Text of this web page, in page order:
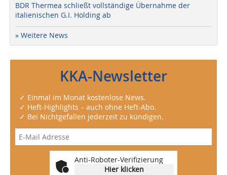
BDR Thermea schließt vollständige Übernahme der
italienischen G.I. Holding ab
» Weitere News
KKA-Newsletter
✓ Einmal im Monat kostenlose News.
✓ Heft-Highlights – auch ohne Heft-Abo.
✓ Bei Nichtgefallen jederzeit zu kündigen.
Anti-Roboter-Verifizierung
Hier klicken